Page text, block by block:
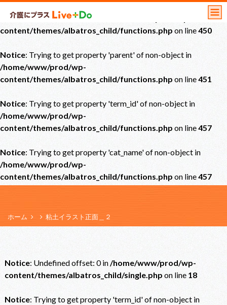
Notice: Undefined offset: 0 in
content/themes/albatros_child/functions.php on line450
Notice: Trying to get property 'parent' of non-object in
/home/www/prod/wp-
content/themes/albatros_child/functions.php on line451
Notice: Trying to get property 'term_id' of non-object in
/home/www/prod/wp-
content/themes/albatros_child/functions.php on line457
Notice: Trying to get property 'cat_name' of non-object in
/home/www/prod/wp-
content/themes/albatros_child/functions.php on line457
ホーム 粘土イラスト正面＿２
Notice: Undefined offset: 0 in/home/www/prod/wp-
content/themes/albatros_child/single.php on line 18
Notice: Trying to get property 'term_id' of non-object in